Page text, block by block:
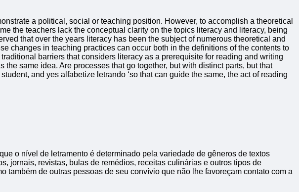
a political, social or teaching position. However, to accomplish a theoretical
the teachers lack the conceptual clarity on the topics literacy and literacy, being
that over the years literacy has been the subject of numerous theoretical and
changes in teaching practices can occur both in the definitions of the contents to
barriers that considers literacy as a prerequisite for reading and writing
same idea. Are processes that go together, but with distinct parts, but that
and yes alfabetize letrando ‘so that can guide the same, the act of reading
o nível de letramento é determinado pela variedade de gêneros de textos
jornais, revistas, bulas de remédios, receitas culinárias e outros tipos de
também de outras pessoas de seu convívio que não lhe favoreçam contato com a